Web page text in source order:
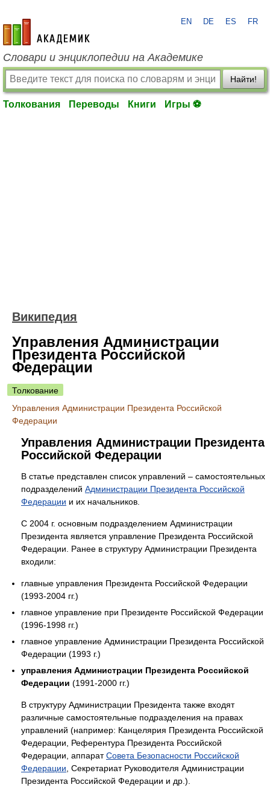
academic.ru
EN DE ES FR
Словари и энциклопедии на Академике
Найти!
Толкования Переводы Книги Игры ⚽
Википедия
Управления Администрации
Президента Российской
Федерации
Толкование
Управления Администрации Президента Российской
Федерации
Управления Администрации Президента
Российской Федерации
В статье представлен список управлений – самостоятельных
подразделений Администрации Президента Российской
Федерации и их начальников.
С 2004 г. основным подразделением Администрации
Президента является управление Президента Российской
Федерации. Ранее в структуру Администрации Президента
входили:
главные управления Президента Российской Федерации
(1993-2004 гг.)
главное управление при Президенте Российской Федерации
(1996-1998 гг.)
главное управление Администрации Президента Российской
Федерации (1993 г.)
управления Администрации Президента Российской
Федерации (1991-2000 гг.)
В структуру Администрации Президента также входят
различные самостоятельные подразделения на правах
управлений (например: Канцелярия Президента Российской
Федерации, Референтура Президента Российской
Федерации, аппаратСовета Безопасности Российской
Федерации , Секретариат Руководителя Администрации
Президента Российской Федерации и др.).